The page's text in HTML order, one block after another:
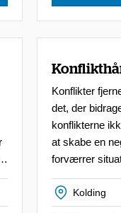
Konflikter
det, der
konflikterne
at skabe en
forværrer
Kolding